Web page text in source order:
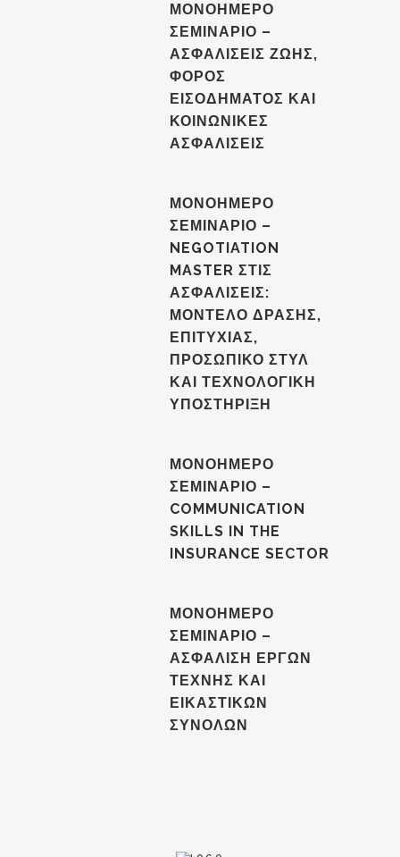
ΜΟΝΟΗΜΕΡΟ
ΣΕΜΙΝΑΡΙΟ –
ΑΣΦΑΛΙΣΕΙΣ ΖΩΗΣ,
ΦΟΡΟΣ
ΕΙΣΟΔΗΜΑΤΟΣ ΚΑΙ
ΚΟΙΝΩΝΙΚΕΣ
ΑΣΦΑΛΙΣΕΙΣ
ΜΟΝΟΗΜΕΡΟ
ΣΕΜΙΝΑΡΙΟ –
NEGOTIATION
MASTER ΣΤΙΣ
ΑΣΦΑΛΙΣΕΙΣ:
ΜΟΝΤΕΛΟ ΔΡΑΣΗΣ,
ΕΠΙΤΥΧΙΑΣ,
ΠΡΟΣΩΠΙΚΟ ΣΤΥΛ
ΚΑΙ ΤΕΧΝΟΛΟΓΙΚΗ
ΥΠΟΣΤΗΡΙΞΗ
ΜΟΝΟΗΜΕΡΟ
ΣΕΜΙΝΑΡΙΟ –
COMMUNICATION
SKILLS IN THE
INSURANCE SECTOR
ΜΟΝΟΗΜΕΡΟ
ΣΕΜΙΝΑΡΙΟ –
ΑΣΦΑΛΙΣΗ ΕΡΓΩΝ
ΤΕΧΝΗΣ ΚΑΙ
ΕΙΚΑΣΤΙΚΩΝ
ΣΥΝΟΛΩΝ